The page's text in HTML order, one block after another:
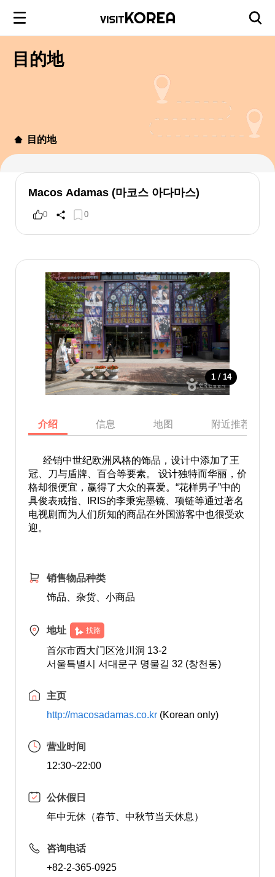
目的地
目的地
Macos Adamas (마코스 아다마스)
0 0
1 / 14
介绍 信息 地图 附近推荐景点
经销中世纪欧洲风格的饰品，设计中添加了王
冠、刀与盾牌、百合等要素。 设计独特而华丽，价
格却很便宜，赢得了大众的喜爱。“花样男子”中的
具俊表戒指、IRIS的李秉宪墨镜、项链等通过著名
电视剧而为人们所知的商品在外国游客中也很受欢
迎。
销售物品种类
饰品、杂货、小商品
地址 找路
首尔市西大门区沧川洞 13-2
서울특별시 서대문구 명물길 32 (창천동)
主页
http://macosadamas.co.kr(Korean only)
营业时间
12:30~22:00
公休假日
年中无休（春节、中秋节当天休息）
咨询电话
+82-2-365-0925